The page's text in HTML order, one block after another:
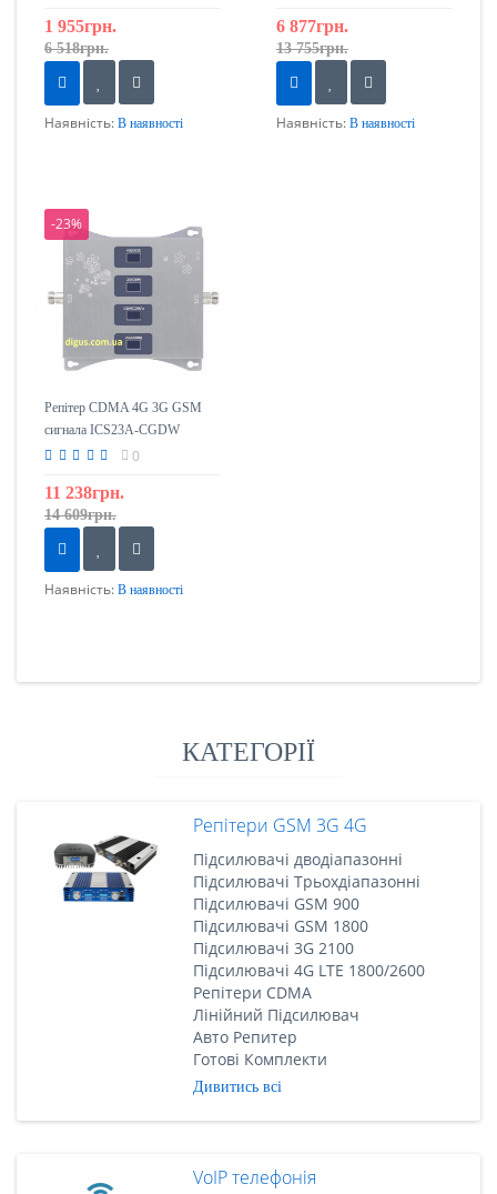
1 955грн.
6 518грн.
Наявність: В наявності
6 877грн.
13 755грн.
Наявність: В наявності
-23%
Репітер CDMA 4G 3G GSM
сигнала ICS23A-CGDW
800/900/1800/2100
0
11 238грн.
14 609грн.
Наявність: В наявності
КАТЕГОРІЇ
Репітери GSM 3G 4G
Підсилювачі дводіапазонні
Підсилювачі Трьохдіапазонні
Підсилювачі GSM 900
Підсилювачі GSM 1800
Підсилювачі 3G 2100
Підсилювачі 4G LTE 1800/2600
Репітери CDMA
Лінійний Підсилювач
Авто Репитер
Готові Комплекти
Дивитись всі
VoIP телефонія